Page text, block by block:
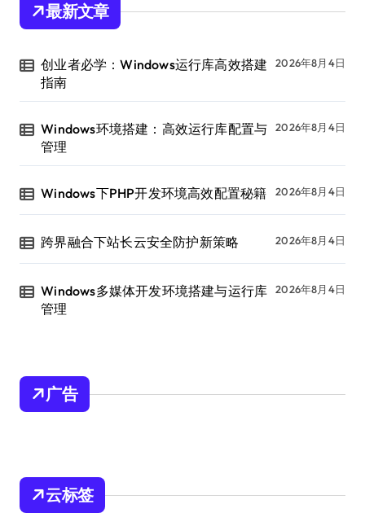
最新文章
创业者必学：Windows运行库高效搭建
指南
2026年8月4日
Windows环境搭建：高效运行库配置与
管理
2026年8月4日
Windows下PHP开发环境高效配置秘籍 2026年8月4日
跨界融合下站长云安全防护新策略 2026年8月4日
Windows多媒体开发环境搭建与运行库
管理
2026年8月4日
广告
云标签